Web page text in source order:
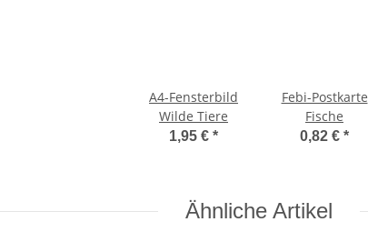
A4-Fensterbild
Wilde Tiere
1,95 € *
Febi-Postkarte
Fische
0,82 € *
Ähnliche Artikel